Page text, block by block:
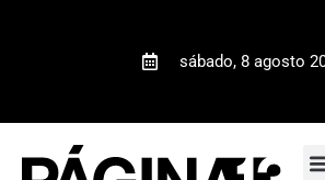
sábado, 8 agosto